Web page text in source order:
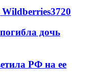
3720
дочь
РФ на ее